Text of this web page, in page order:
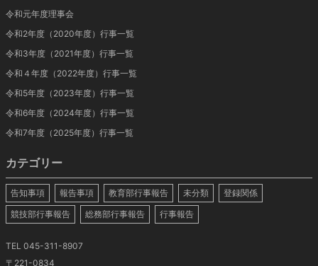
令和元年度理事会
令和2年度（2020年度）行事一覧
令和3年度（2021年度）行事一覧
令和４年度（2022年度）行事一覧
令和5年度（2023年度）行事一覧
令和6年度（2024年度）行事一覧
令和7年度（2025年度）行事一覧
カテゴリー
告知事項 報告事項 教育部行事報告 未分類
登録関係
競技部行事報告
総務部行事報告 行事報告
TEL 045-311-8907
〒221-0834